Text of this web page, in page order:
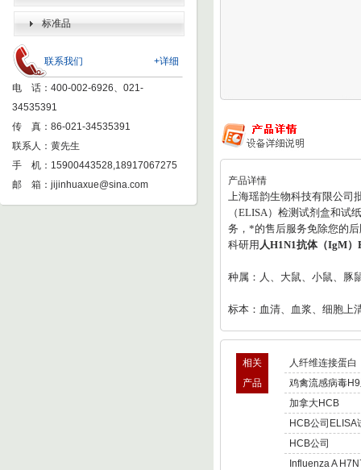
标准品
+详细
联系我们
电 话：400-002-6926、021-
34535391
传 真：86-021-34535391
联系人：黄先生
手 机：15900443528,18917067275
邮 箱： jijinhuaxue@sina.com 产品详情
上海瑶韵生物科技有限公司
（ELISA）检测试剂盒和试
务，*的售后服务免除您的
科研用 人H1N1抗体（IgM
种属：人、大鼠、小鼠、豚
标本：血清、血浆、细胞上
相关
产品
人纤维连接蛋白
鸡禽流感病毒
加拿大HCB
HCB公司ELISA
HCB公司
Influenza A